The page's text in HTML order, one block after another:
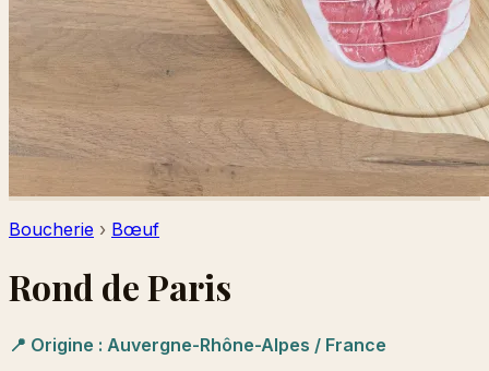
Boucherie › Bœuf
Rond de Paris
📍 Origine : Auvergne-Rhône-Alpes / France